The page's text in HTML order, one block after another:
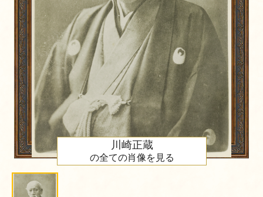
川崎正蔵
の全ての肖像を見る